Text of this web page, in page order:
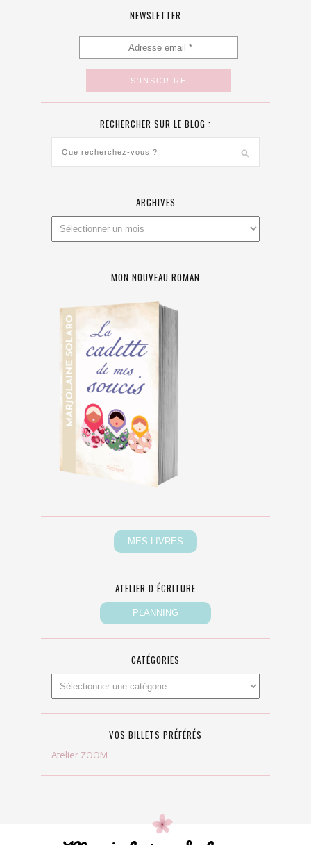
NEWSLETTER
RECHERCHER SUR LE BLOG :
ARCHIVES
MON NOUVEAU ROMAN
ATELIER D’ÉCRITURE
CATÉGORIES
VOS BILLETS PRÉFÉRÉS
Atelier ZOOM